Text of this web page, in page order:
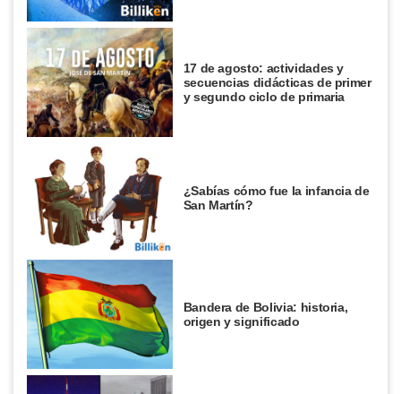
17 de agosto: actividades y
secuencias didácticas de primer
y segundo ciclo de primaria
¿Sabías cómo fue la infancia de
San Martín?
Bandera de Bolivia: historia,
origen y significado